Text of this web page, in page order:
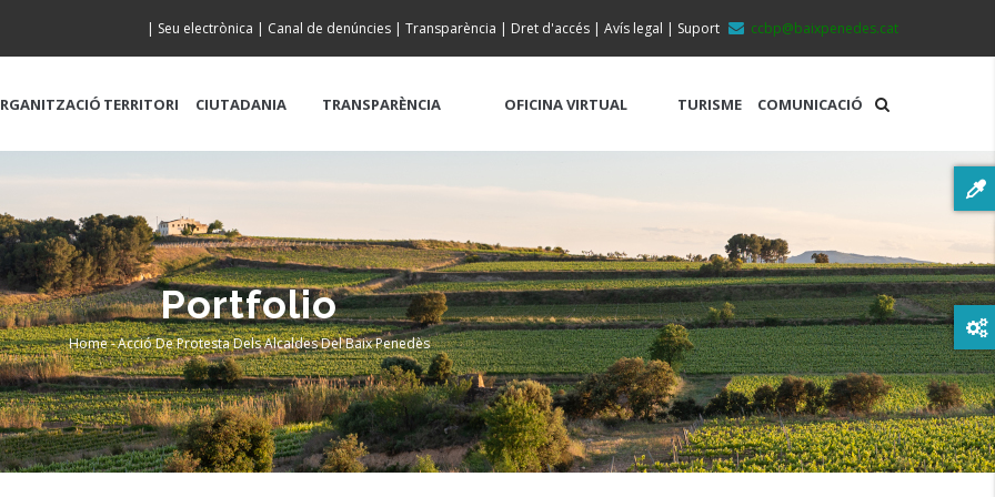
ccbp@baixpenedes.cat
| Seu electrònica | Canal de denúncies | Transparència | Dret d'accés | Avís legal | Suport
TERRITORI CIUTADANIA TRANSPARÈNCIA OFICINA VIRTUAL TURISME COMUNICACIÓ
Portfolio
Breadcrumb
Home-Acció De Protesta Dels Alcaldes Del Baix Penedès